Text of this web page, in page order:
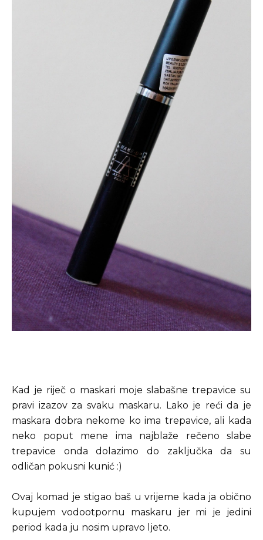
Kad je riječ o maskari moje slabašne trepavice su
pravi izazov za svaku maskaru. Lako je reći da je
maskara dobra nekome ko ima trepavice, ali kada
neko poput mene ima najblaže rečeno slabe
trepavice onda dolazimo do zaključka da su
odličan pokusni kunić :)
Ovaj komad je stigao baš u vrijeme kada ja obično
kupujem vodootpornu maskaru jer mi je jedini
period kada ju nosim upravo ljeto.